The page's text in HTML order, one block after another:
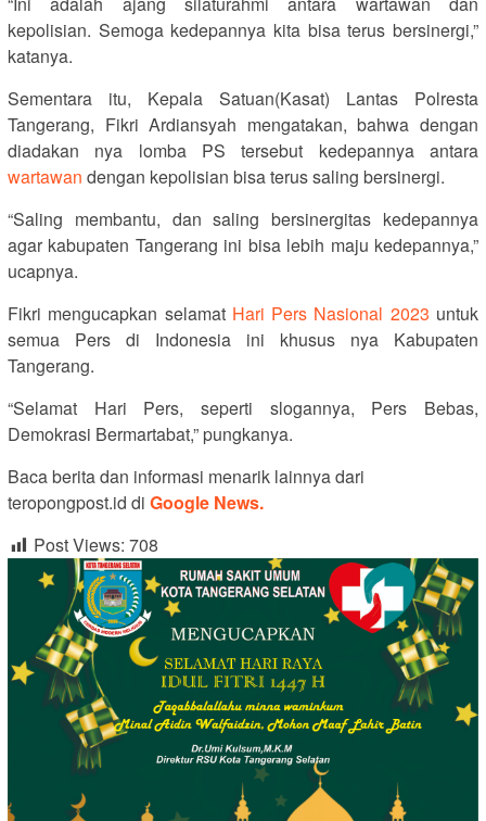
kepolisian. Semoga kedepannya kita bisa terus bersinergi,”
katanya.
Sementara itu, Kepala Satuan(Kasat) Lantas Polresta
Tangerang, Fikri Ardiansyah mengatakan, bahwa dengan
diadakan nya lomba PS tersebut kedepannya antara
wartawan dengan kepolisian bisa terus saling bersinergi.
“Saling membantu, dan saling bersinergitas kedepannya
agar kabupaten Tangerang ini bisa lebih maju kedepannya,”
ucapnya.
Fikri mengucapkan selamat Hari Pers Nasional 2023 untuk
semua Pers di Indonesia ini khusus nya Kabupaten
Tangerang.
“Selamat Hari Pers, seperti slogannya, Pers Bebas,
Demokrasi Bermartabat,” pungkanya.
Baca berita dan informasi menarik lainnya dari
teropongpost.id di Google News.
Post Views: 708